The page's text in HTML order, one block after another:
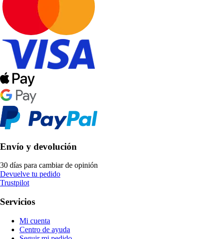
Envío y devolución
30 días para cambiar de opinión
Devuelve tu pedido
Trustpilot
Servicios
Mi cuenta
Centro de ayuda